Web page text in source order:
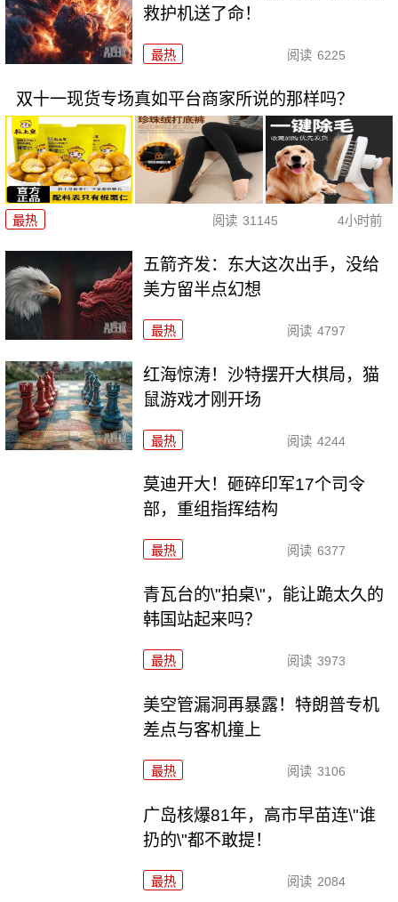
救护机送了命！
最热 阅读 6225
双十一现货专场真如平台商家所说的那样吗？
最热 阅读 31145 4小时前
五箭齐发：东大这次出手，没给
美方留半点幻想
最热 阅读 4797
红海惊涛！沙特摆开大棋局，猫
鼠游戏才刚开场
最热 阅读 4244
莫迪开大！砸碎印军17个司令
部，重组指挥结构
最热 阅读 6377
青瓦台的\"拍桌\"，能让跪太久的
韩国站起来吗？
最热 阅读 3973
美空管漏洞再暴露！特朗普专机
差点与客机撞上
最热 阅读 3106
广岛核爆81年，高市早苗连\"谁
扔的\"都不敢提！
最热 阅读 2084